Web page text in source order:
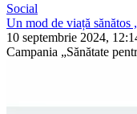
Social
Un mod de viață sănătos
10 septembrie 2024,
Campania „Sănătate